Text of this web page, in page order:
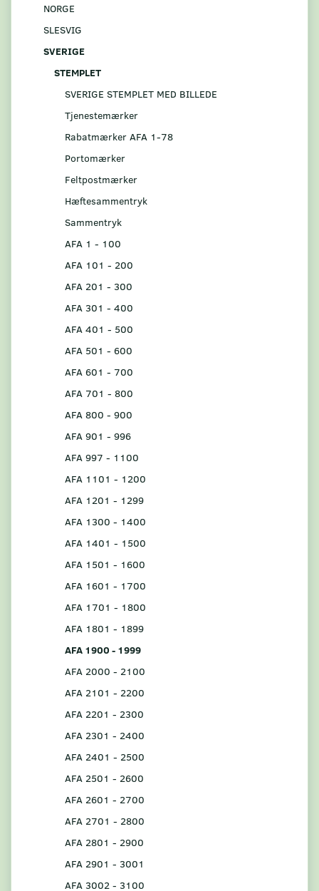
NORGE
SLESVIG
SVERIGE
STEMPLET
SVERIGE STEMPLET MED BILLEDE
Tjenestemærker
Rabatmærker AFA 1-78
Portomærker
Feltpostmærker
Hæftesammentryk
Sammentryk
AFA 1 - 100
AFA 101 - 200
AFA 201 - 300
AFA 301 - 400
AFA 401 - 500
AFA 501 - 600
AFA 601 - 700
AFA 701 - 800
AFA 800 - 900
AFA 901 - 996
AFA 997 - 1100
AFA 1101 - 1200
AFA 1201 - 1299
AFA 1300 - 1400
AFA 1401 - 1500
AFA 1501 - 1600
AFA 1601 - 1700
AFA 1701 - 1800
AFA 1801 - 1899
AFA 1900 - 1999
AFA 2000 - 2100
AFA 2101 - 2200
AFA 2201 - 2300
AFA 2301 - 2400
AFA 2401 - 2500
AFA 2501 - 2600
AFA 2601 - 2700
AFA 2701 - 2800
AFA 2801 - 2900
AFA 2901 - 3001
AFA 3002 - 3100